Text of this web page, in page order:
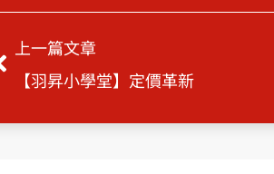
Prev上一篇文章
【羽昇小學堂】定價革新